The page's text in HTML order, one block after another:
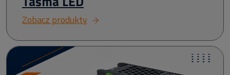
Zobacz produkty